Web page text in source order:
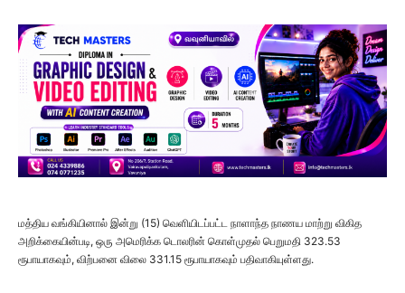
மத்திய வங்கியினால் இன்று (15) வெளியிடப்பட்ட நாளாந்த நாணய மாற்று விகித
அறிக்கையின்படி, ஒரு அமெரிக்க டொலரின் கொள்முதல் பெறுமதி 323.53
ரூபாயாகவும், விற்பனை விலை 331.15 ரூபாயாகவும் பதிவாகியுள்ளது.